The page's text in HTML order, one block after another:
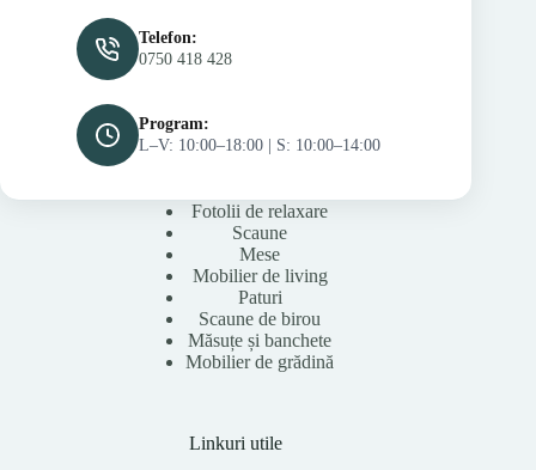
Telefon:
0750 418 428
Program:
L–V: 10:00–18:00 | S: 10:00–14:00
Fotolii de relaxare
Scaune
Mese
Mobilier de living
Paturi
Scaune de birou
Măsuțe și banchete
Mobilier de grădină
Linkuri utile